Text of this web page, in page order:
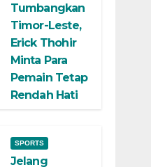
Tumbangkan
Timor-Leste,
Erick Thohir
Minta Para
Pemain Tetap
Rendah Hati
SPORTS
Jelang